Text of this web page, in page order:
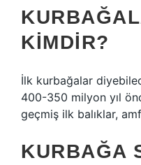
KIMDIR?
İlk kurbağalar
400-350 milyon yıl
geçmiş ilk balıklar,
KURBAĞA